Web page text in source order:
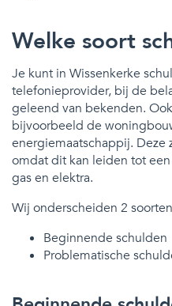
Welke soort
Je kunt in Wissenkerke
telefonieprovider, bij de
geleend van bekenden.
bijvoorbeeld de
energiemaatschappij. Deze
omdat dit kan leiden tot
gas en elektra.
Wij onderscheiden 2
Beginnende schulden
Problematische